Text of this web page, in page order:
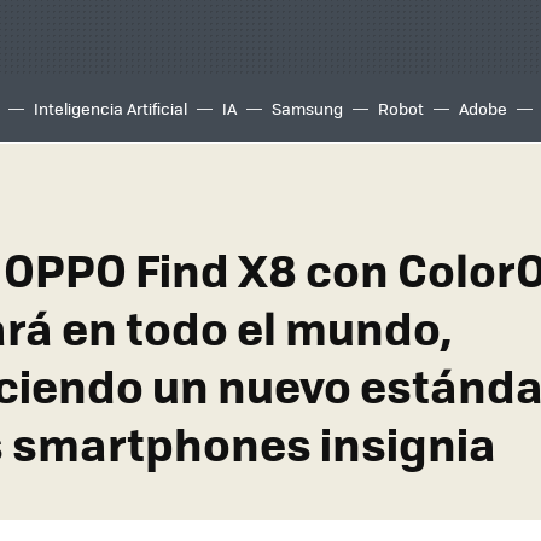
Inteligencia Artificial IA Samsung Robot Adobe
Find X8 con
en todo el mundo,
un nuevo
smartphones insignia